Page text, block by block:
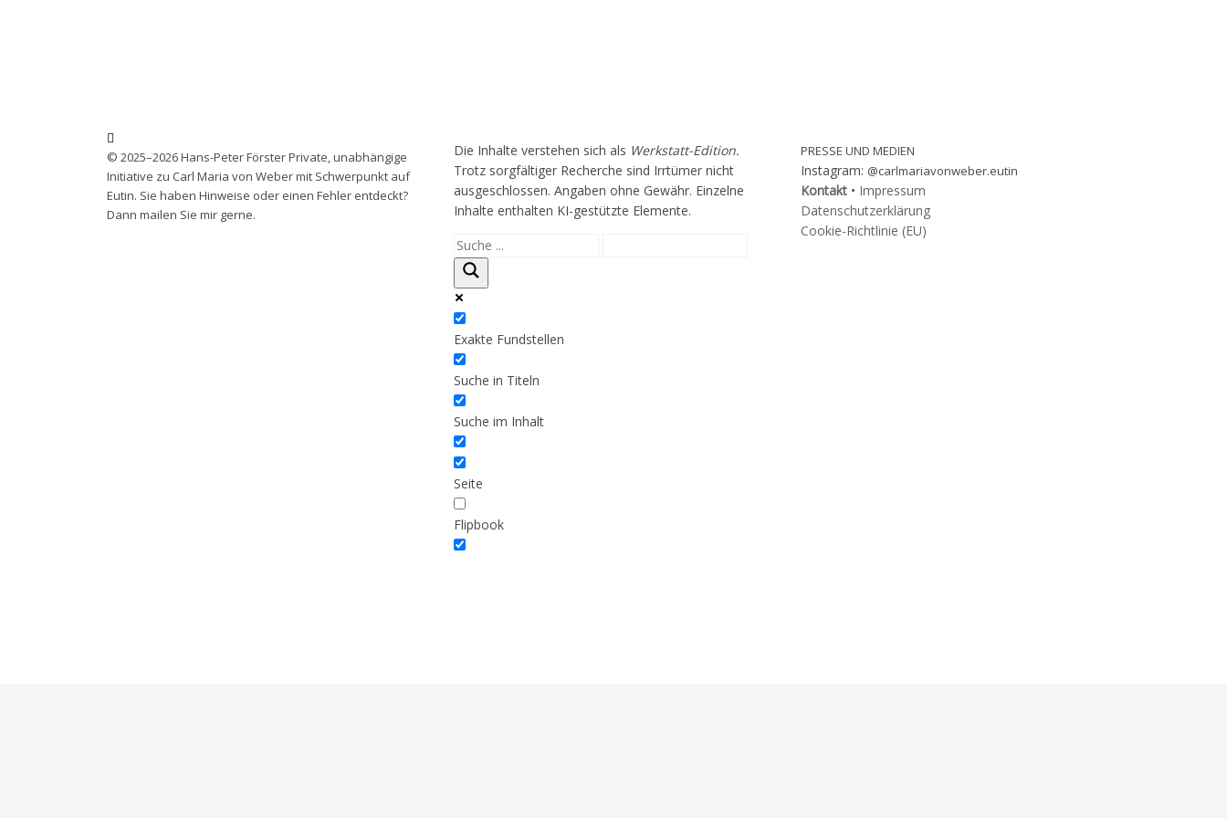
© 2025–2026 Hans-Peter Förster Private, unabhängige
Initiative zu Carl Maria von Weber mit Schwerpunkt auf
Eutin. Sie haben Hinweise oder einen Fehler entdeckt?
Dann mailen Sie mir gerne.
Die Inhalte verstehen sich als Werkstatt-Edition.
Trotz sorgfältiger Recherche sind Irrtümer nicht
ausgeschlossen. Angaben ohne Gewähr. Einzelne
Inhalte enthalten KI-gestützte Elemente.
Exakte Fundstellen
Suche in Titeln
Suche im Inhalt
Seite
Flipbook
PRESSE UND MEDIEN
Instagram: @carlmariavonweber.eutin
Kontakt • Impressum
Datenschutzerklärung
Cookie-Richtlinie (EU)